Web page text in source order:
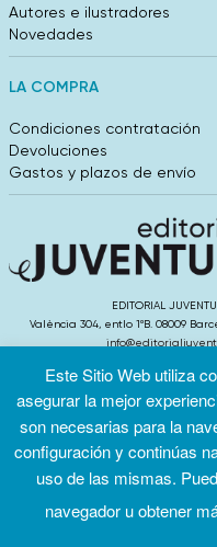
Autores e ilustradores
Novedades
LA COMPRA
Condiciones contratación
Devoluciones
Gastos y plazos de envío
EDITORIAL
València 304, entlo 1ºB. 08009
Condiciones
Política de
Política
Este Sitio Web utiliza
asegurar la mejor
son necesarias para la
configuración y continúas
uso de las mismas.
navegador u obtener